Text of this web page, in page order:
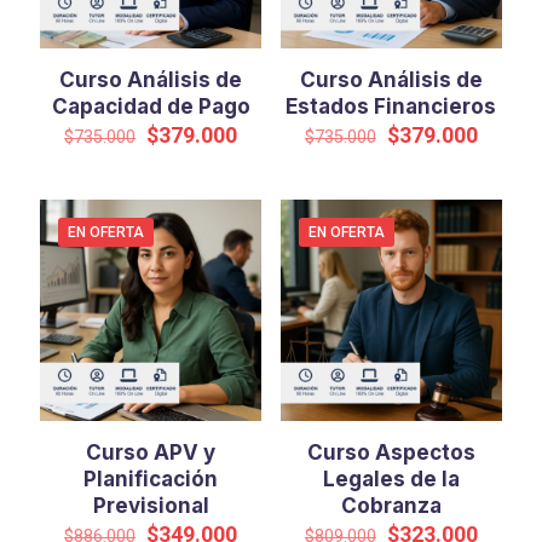
Curso Análisis de
Capacidad de Pago
$735.000 El
era:
$735.000.
$379.000El
es:
$379.000.
Curso Análisis de
Estados Financieros
$735.000 El
era:
$735.000.
$379.000El
es:
EN OFERTA
Curso APV y
Planificación
Previsional
$886.000 El
$349.000El
EN OFERTA
Curso Aspectos
Legales de la
Cobranza
$809.000 El
$323.000El